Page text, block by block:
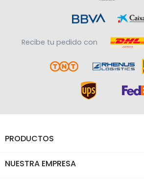
Recibe tu pedido con
PRODUCTOS
NUESTRA EMPRESA